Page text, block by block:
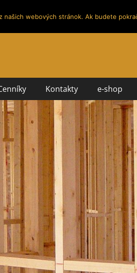
Kontakty e-shop
našich webových stránok. Ak budete